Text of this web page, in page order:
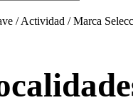
/ Actividad / Marca